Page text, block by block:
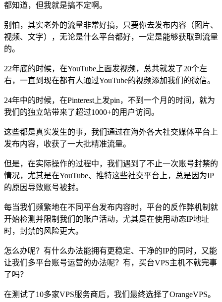
都知道，但我就是搞不定啊。
别怕，其实老外的流量非常好搞，只要你去发布内容（图片、
视频、文字），无论是什么平台都好，一定是能够获取到流量
的。
22年底的时候，在YouTube上面发视频，总共就发了20个左
右，一直到现在都有人通过YouTube的视频添加我们的微信。
24年中的时候，在Pinterest上发pin，不到一个月的时间，就为
我们的独立站带来了超过1000+的用户访问。
这些都是真实发生的事，我们通过在海外各大社交媒体平台上
发布内容，收获了一大批精准流量。
但是，在实际操作的过程中，我们遇到了不止一次账号封禁的
情况，尤其是在YouTube、推特这些社交平台上，总是因为IP
的原因导致账号被封。
每当我们频繁地在不同平台发布内容时，平台的反作弊机制就
开始检测并限制我们的账户活动，尤其是在使用动态IP地址
时，封禁的风险更大。
怎么办呢？有什么办法能拥有更稳定、干净的IP的同时，又能
让我们多平台账号运营的办法呢？有，买台VPS主机不就完事
了吗？
在测试了10多家VPS服务商后，我们最终选择了OrangeVPS。